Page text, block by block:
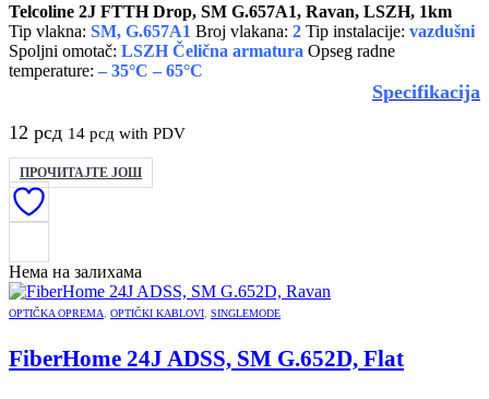
Telcoline 2J FTTH Drop, SM G.657A1, Ravan, LSZH, 1km
Tip vlakna: SM, G.657A1 Broj vlakana: 2 Tip instalacije: vazdušni
Spoljni omotač: LSZH Čelična armatura Opseg radne
temperature: – 35°C – 65°C
Specifikacija
12 рсд 14 рсд with PDV
ПРОЧИТАЈТЕ ЈОШ
Нема на залихама
OPTIČKA OPREMA OPTIČKI KABLOVI SINGLEMODE
FiberHome 24J ADSS, SM G.652D, Flat